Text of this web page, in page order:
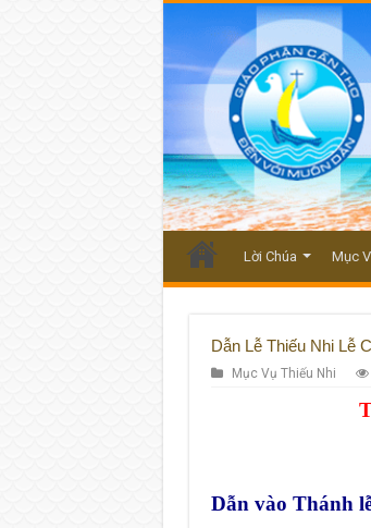
Lời Chúa Mục
Dẫn Lễ Thiếu Nhi Lễ
Mục Vụ Thiếu Nhi
Dẫn vào Thánh